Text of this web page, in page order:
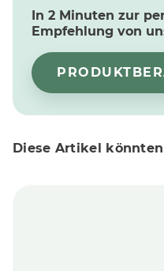
In 2 Minuten zur
Empfehlung von
Diese Artikel